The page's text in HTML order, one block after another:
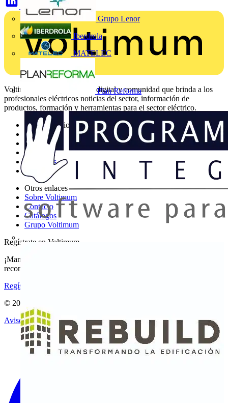
Grupo Lenor
Iberdrola
MATELEC
Plan Reforma
Voltimum es una plataforma digital y comunidad que brinda a los
profesionales eléctricos noticias del sector, información de
productos, formación y herramientas para el sector eléctrico.
Mapa del sitio
Inicio
Noticias
Academy
Productos
Otros enlaces
Sobre Voltimum
Contacto
Catálogos
Grupo Voltimum
Regístrate en Voltimum
¡Mantente al día con las últimas noticias del sector y gana
recompensas por tus compras eléctricas!
Regístrate aquí
© 2002-
Aviso legal